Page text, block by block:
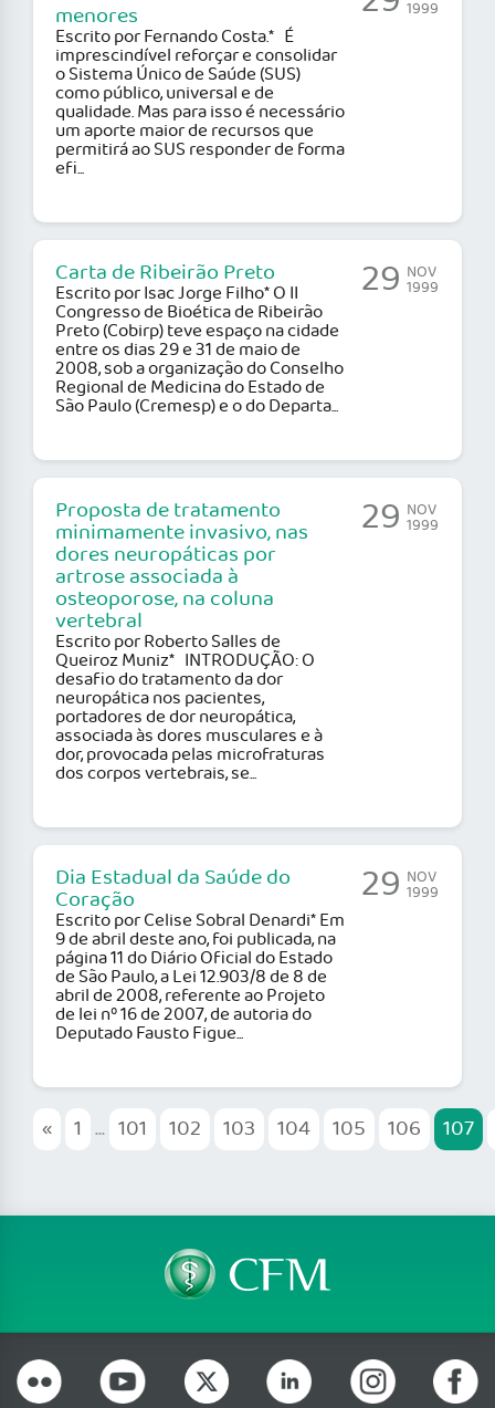
menores
Escrito por Fernando Costa.* É
imprescindível reforçar e consolidar
o Sistema Único de Saúde (SUS)
como público, universal e de
qualidade. Mas para isso é necessário
um aporte maior de recursos que
permitirá ao SUS responder de forma
efi...
1999
Carta de Ribeirão Preto
Escrito por Isac Jorge Filho* O II
Congresso de Bioética de Ribeirão
Preto (Cobirp) teve espaço na cidade
entre os dias 29 e 31 de maio de
2008, sob a organização do Conselho
Regional de Medicina do Estado de
São Paulo (Cremesp) e o do Departa...
29 NOV
1999
Proposta de tratamento
minimamente invasivo, nas
dores neuropáticas por
artrose associada à
osteoporose, na coluna
vertebral
Escrito por Roberto Salles de
Queiroz Muniz* INTRODUÇÃO: O
desafio do tratamento da dor
neuropática nos pacientes,
portadores de dor neuropática,
associada às dores musculares e à
dor, provocada pelas microfraturas
dos corpos vertebrais, se...
29 NOV
1999
Dia Estadual da Saúde do
Coração
Escrito por Celise Sobral Denardi* Em
9 de abril deste ano, foi publicada, na
página 11 do Diário Oficial do Estado
de São Paulo, a Lei 12.903/8 de 8 de
abril de 2008, referente ao Projeto
de lei nº 16 de 2007, de autoria do
Deputado Fausto Figue...
29 NOV
1999
« 1 ... 101 102 103 104 105 106 107